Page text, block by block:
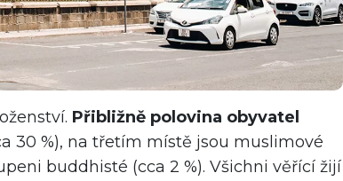
Přibližně polovina obyvatel
30 %), na třetím místě jsou muslimové
buddhisté (cca 2 %). Všichni věřící žijí